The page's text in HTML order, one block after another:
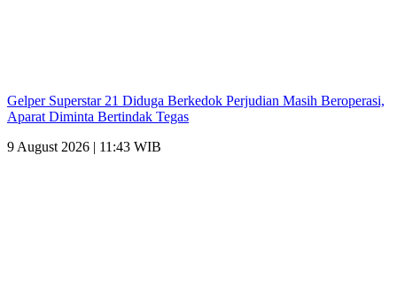
Gelper Superstar 21 Diduga Berkedok Perjudian Masih Beroperasi,
Aparat Diminta Bertindak Tegas
9 August 2026 | 11:43 WIB